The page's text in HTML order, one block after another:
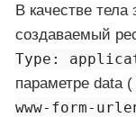
В качестве тела
создаваемый
Type:
параметре data (
www-form-